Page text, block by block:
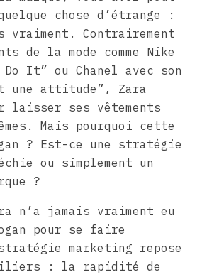
chose d’étrange :
vraiment. Contrairement
de la mode comme Nike
It” ou Chanel avec son
une attitude”, Zara
laisser ses vêtements
Mais pourquoi cette
? Est-ce une stratégie
ou simplement un
?
n’a jamais vraiment eu
pour se faire
marketing repose
: la rapidité de